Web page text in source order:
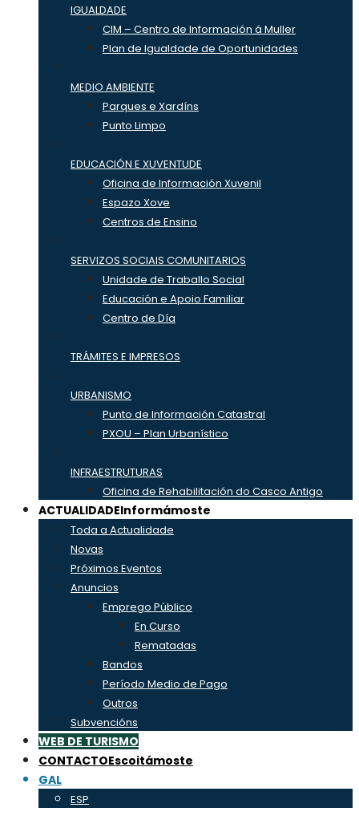
IGUALDADE
CIM – Centro de Información á Muller
Plan de Igualdade de Oportunidades
MEDIO AMBIENTE
Parques e Xardíns
Punto Limpo
EDUCACIÓN E XUVENTUDE
Oficina de Información Xuvenil
Espazo Xove
Centros de Ensino
SERVIZOS SOCIAIS COMUNITARIOS
Unidade de Traballo Social
Educación e Apoio Familiar
Centro de Día
TRÁMITES E IMPRESOS
URBANISMO
Punto de Información Catastral
PXOU – Plan Urbanístico
INFRAESTRUTURAS
Oficina de Rehabilitación do Casco Antigo
ACTUALIDADEInformámoste
Toda a Actualidade
Novas
Próximos Eventos
Anuncios
Emprego Público
En Curso
Rematadas
Bandos
Período Medio de Pago
Outros
Subvencións
WEB DE TURISMO
CONTACTOEscoitámoste
GAL
ESP